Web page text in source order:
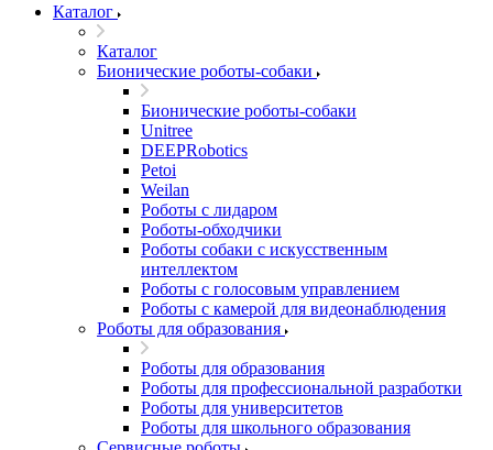
Каталог
Каталог
Бионические роботы-собаки
Бионические роботы-собаки
Unitree
DEEPRobotics
Petoi
Weilan
Роботы с лидаром
Роботы-обходчики
Роботы собаки с искусственным
интеллектом
Роботы с голосовым управлением
Роботы с камерой для видеонаблюдения
Роботы для образования
Роботы для образования
Роботы для профессиональной разработки
Роботы для университетов
Роботы для школьного образования